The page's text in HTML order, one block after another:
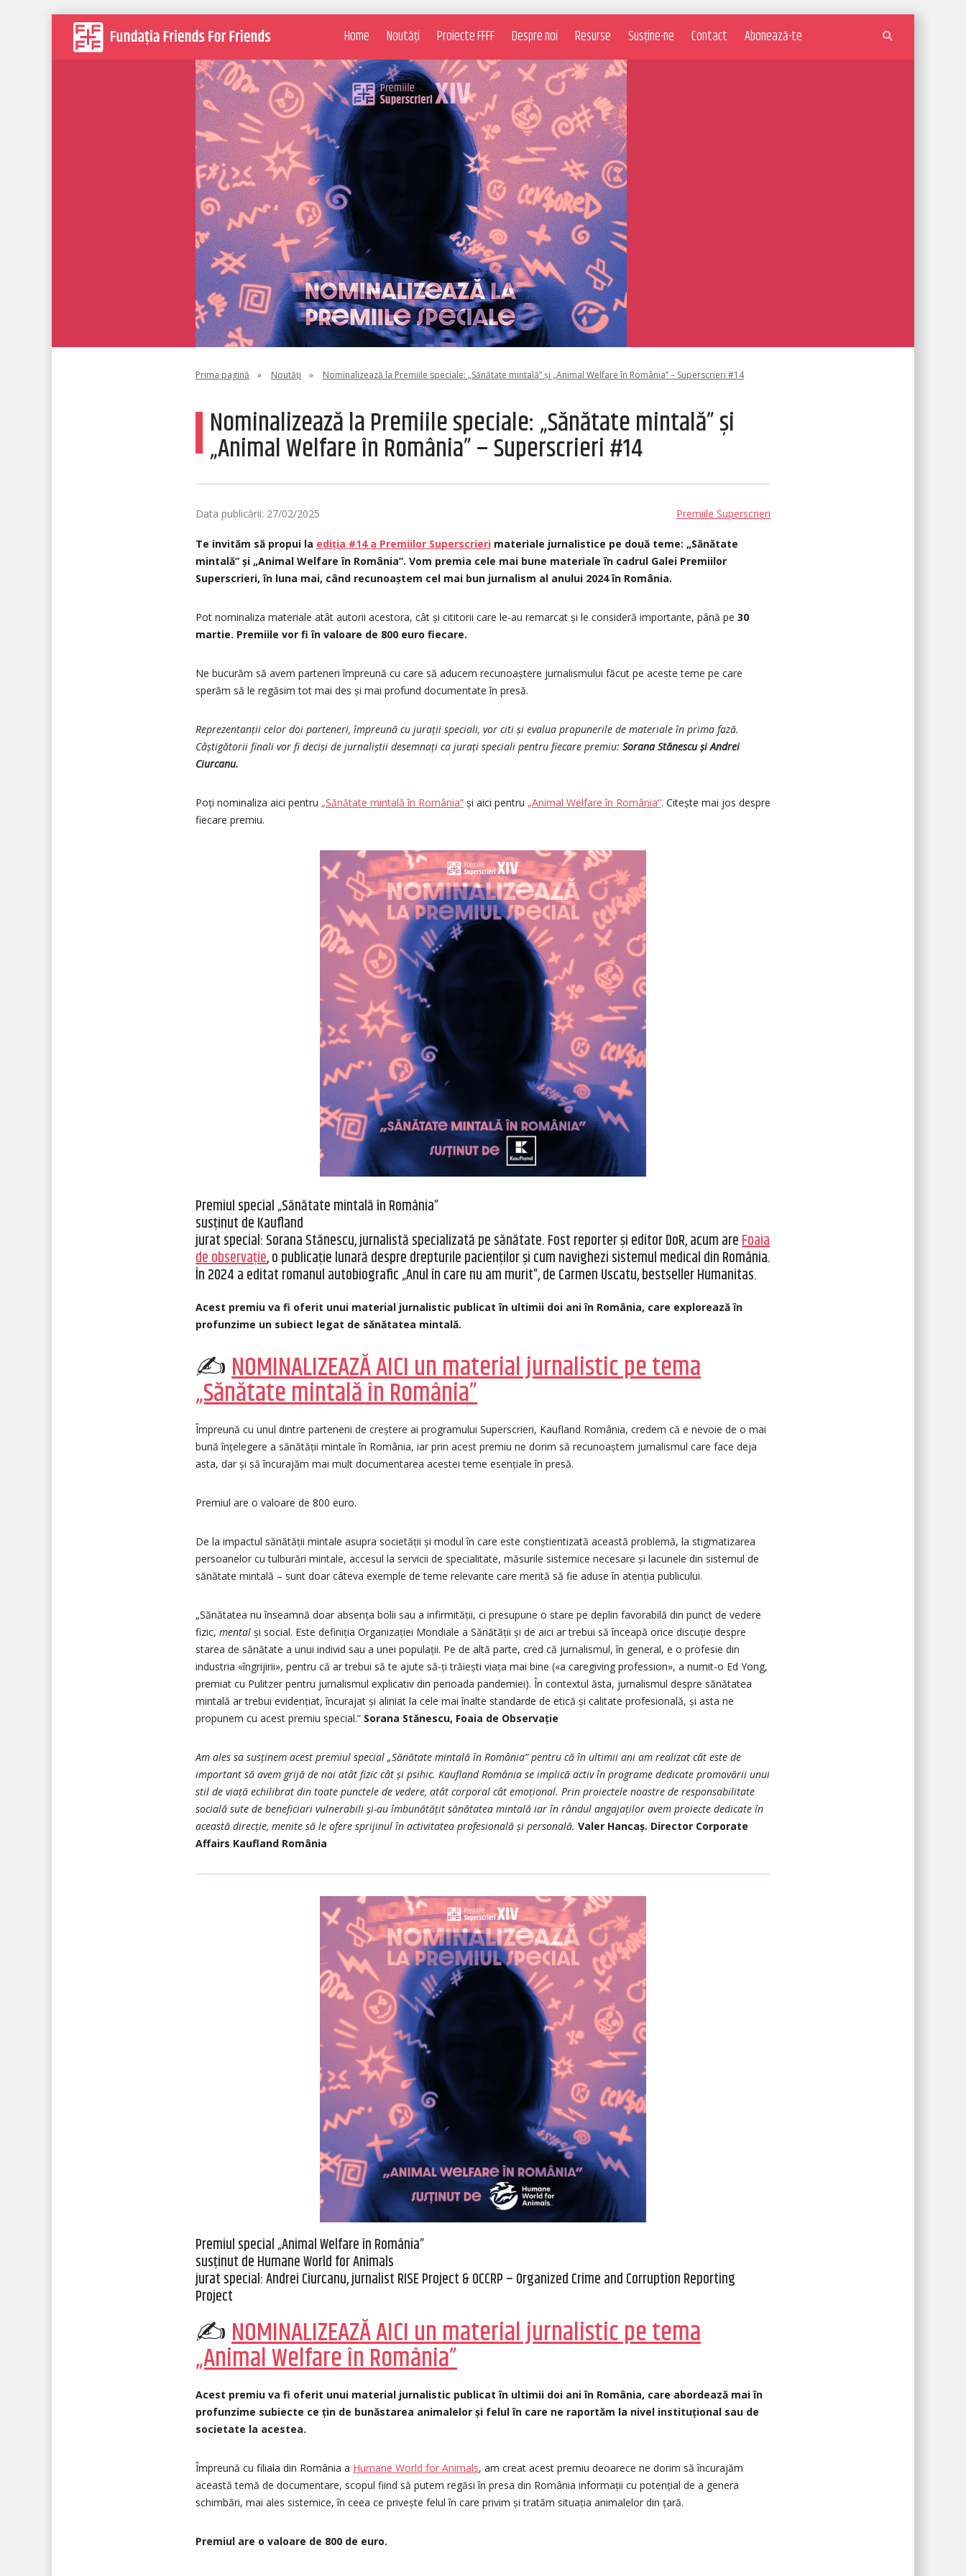
Home Noutăți Proiecte FFFF Despre noi Resurse Susține-ne Contact Abonează-te
Prima pagină » Noutăți » Nominalizează la Premiile speciale: „Sănătate mintală” și „Animal Welfare în România” – Superscrieri #14
Nominalizează la Premiile speciale: „Sănătate mintală” și
„Animal Welfare în România” – Superscrieri #14
Data publicării: 27/02/2025 Premiile Superscrieri
Te invităm să propui la ediția #14 a Premiilor Superscrieri materiale jurnalistice pe două teme: „Sănătate
mintală” și „Animal Welfare în România”. Vom premia cele mai bune materiale în cadrul Galei Premiilor
Superscrieri, în luna mai, când recunoaștem cel mai bun jurnalism al anului 2024 în România.
Pot nominaliza materiale atât autorii acestora, cât și cititorii care le-au remarcat și le consideră importante, până pe 30
martie. Premiile vor fi în valoare de 800 euro fiecare.
Ne bucurăm să avem parteneri împreună cu care să aducem recunoaștere jurnalismului făcut pe aceste teme pe care
sperăm să le regăsim tot mai des și mai profund documentate în presă.
Reprezentanții celor doi parteneri, împreună cu jurații speciali, vor citi și evalua propunerile de materiale în prima fază.
Câștigătorii finali vor fi deciși de jurnaliștii desemnați ca jurați speciali pentru fiecare premiu: Sorana Stănescu și Andrei
Ciurcanu.
Poți nominaliza aici pentru „Sănătate mintală în România” și aici pentru „Animal Welfare în România”. Citește mai jos despre
fiecare premiu.
Premiul special „Sănătate mintală în România”
susținut de Kaufland
jurat special: Sorana Stănescu,jurnalistă specializată pe sănătate.Fost reporter și editor DoR, acum areFoaia
de observație, o publicație lunară despre drepturile pacienților și cum navighezi sistemul medical din România.
În 2024 a editat romanul autobiografic „Anul în care nu am murit”, de Carmen Uscatu, bestseller Humanitas.
Acest premiu va fi oferit unui material jurnalistic publicat în ultimii doi ani în România, care explorează în
profunzime un subiect legat de sănătatea mintală.
✍NOMINALIZEAZĂ AICI un material jurnalistic pe tema
„Sănătate mintală în România”
Împreună cu unul dintre partenerii de creștere ai programului Superscrieri, Kaufland România, credem că e nevoie de o mai
bună înțelegere a sănătății mintale în România, iar prin acest premiu ne dorim să recunoaștem jurnalismul care face deja
asta, dar și să încurajăm mai mult documentarea acestei teme esențiale în presă.
Premiul are o valoare de 800 euro.
De la impactul sănătății mintale asupra societății și modul în care este conștientizată această problemă, la stigmatizarea
persoanelor cu tulburări mintale, accesul la servicii de specialitate, măsurile sistemice necesare și lacunele din sistemul de
sănătate mintală – sunt doar câteva exemple de teme relevante care merită să fie aduse în atenția publicului.
„Sănătatea nu înseamnă doar absența bolii sau a infirmității, ci presupune o stare pe deplin favorabilă din punct de vedere
fizic, mental și social. Este definiția Organizației Mondiale a Sănătății și de aici ar trebui să înceapă orice discuție despre
starea de sănătate a unui individ sau a unei populații. Pe de altă parte, cred că jurnalismul, în general, e o profesie din
industria «îngrijirii», pentru că ar trebui să te ajute să-ți trăiești viața mai bine («a caregiving profession», a numit-o Ed Yong,
premiat cu Pulitzer pentru jurnalismul explicativ din perioada pandemiei). În contextul ăsta, jurnalismul despre sănătatea
mintală ar trebui evidențiat, încurajat și aliniat la cele mai înalte standarde de etică și calitate profesională, și asta ne
propunem cu acest premiu special.” Sorana Stănescu, Foaia de Observație
Am ales sa susținem acest premiul special „Sănătate mintală în România” pentru că în ultimii ani am realizat cât este de
important să avem grijă de noi atât fizic cât și psihic. Kaufland România se implică activ în programe dedicate promovării unui
stil de viață echilibrat din toate punctele de vedere, atât corporal cât emoțional. Prin proiectele noastre de responsabilitate
socială sute de beneficiari vulnerabili și-au îmbunătățit sănătatea mintală iar în rândul angajaților avem proiecte dedicate în
această direcție, menite să le ofere sprijinul în activitatea profesională și personală. Valer Hancaș. Director Corporate
Affairs Kaufland România
Premiul special „Animal Welfare în România”
susținut de Humane World for Animals
jurat special: Andrei Ciurcanu, jurnalist RISE Project & OCCRP – Organized Crime and Corruption Reporting
Project
✍NOMINALIZEAZĂ AICI un material jurnalistic pe tema
„Animal Welfare în România”
Acest premiu va fi oferit unui material jurnalistic publicat în ultimii doi ani în România, care abordează mai în
profunzime subiecte ce țin de bunăstarea animalelor și felul în care ne raportăm la nivel instituțional sau de
societate la acestea.
Împreună cu filiala din România a Humane World for Animals, am creat acest premiu deoarece ne dorim să încurajăm
această temă de documentare, scopul fiind să putem regăsi în presa din România informații cu potențial de a genera
schimbări, mai ales sistemice, în ceea ce privește felul în care privim și tratăm situația animalelor din țară.
Premiul are o valoare de 800 de euro.